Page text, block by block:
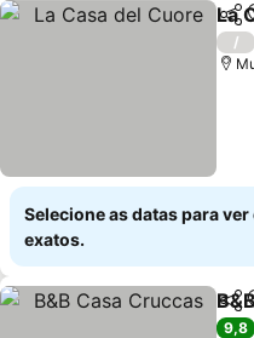
La
/
Selecione as datas para
exatos.
9,8